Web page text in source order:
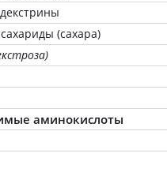
(сахара)
аминокислоты